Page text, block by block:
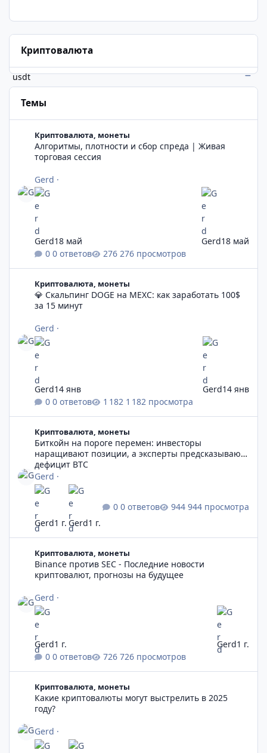
Криптовалюта
usdt
Темы
Криптовалюта, монеты
Алгоритмы, плотности и сбор спреда | Живая
торговая сессия
Gerd ·
0 ответов 276 просмотров
Gerd18 май Gerd18 май
Криптовалюта, монеты
💎 Скальпинг DOGE на MEXC: как заработать 100$
за 15 минут
Gerd ·
0 ответов 1 182 просмотра
Gerd14 янв Gerd14 янв
Криптовалюта, монеты
Биткойн на пороге перемен: инвесторы
наращивают позиции, а эксперты предсказывают
дефицит BTC
Gerd ·
0 ответов
944 просмотра
Gerd1 г. Gerd1 г.
Криптовалюта, монеты
Binance против SEC - Последние новости
криптовалют, прогнозы на будущее
Gerd ·
0 ответов 726 просмотров
Gerd1 г. Gerd1 г.
Криптовалюта, монеты
Какие криптовалюты могут выстрелить в 2025
году?
Gerd ·